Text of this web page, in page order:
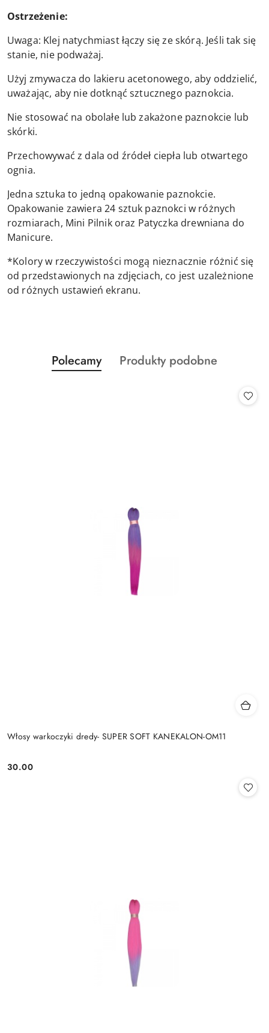
Ostrzeżenie:
Uwaga: Klej natychmiast łączy się ze skórą. Jeśli tak się
stanie, nie podważaj.
Użyj zmywacza do lakieru acetonowego, aby oddzielić,
uważając, aby nie dotknąć sztucznego paznokcia.
Nie stosować na obolałe lub zakażone paznokcie lub
skórki.
Przechowywać z dala od źródeł ciepła lub otwartego
ognia.
Jedna sztuka to jedną opakowanie paznokcie.
Opakowanie zawiera 24 sztuk paznokci w różnych
rozmiarach, Mini Pilnik oraz Patyczka drewniana do
Manicure.
*Kolory w rzeczywistości mogą nieznacznie różnić się
od przedstawionych na zdjęciach, co jest uzależnione
od różnych ustawień ekranu.
Pomiń karuzelę produktów
Produkty
o
Polecamy
Produkty
Produkty podobne
Włosy warkoczyki dredy- SUPER SOFT KANEKALON-OM11
Cena:
30.00